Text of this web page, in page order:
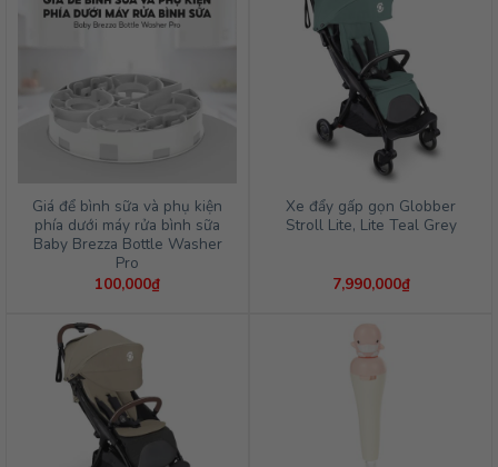
Giá để bình sữa và phụ kiện
phía dưới máy rửa bình sữa
Baby Brezza Bottle Washer
Pro
100,000₫
Xe đẩy gấp gọn Globber
Stroll Lite, Lite Teal Grey
7,990,000₫